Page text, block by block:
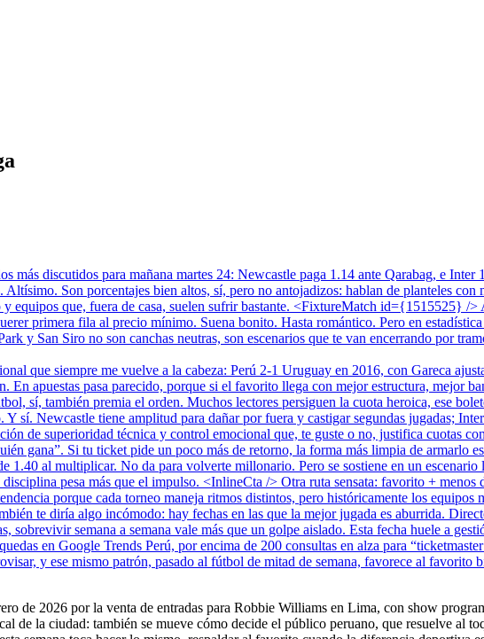
más discutidos para mañana martes 24: Newcastle paga 1.14 ante Qarabag, e
Son porcentajes bien altos, sí, pero no antojadizos: hablan de planteles con
equipos que, fuera de casa, suelen sufrir bastante. <FixtureMatch id={1515525} />
primera fila al precio mínimo. Suena bonito. Hasta romántico. Pero en
y San Siro no son canchas neutras, son escenarios que te van encerrando por
que siempre me vuelve a la cabeza: Perú 2-1 Uruguay en 2016, con Gareca
apuestas pasa parecido, porque si el favorito llega con mejor estructura, mejor
sí, también premia el orden. Muchos lectores persiguen la cuota heroica, ese
sí. Newcastle tiene amplitud para dañar por fuera y castigar segundas jugadas;
de superioridad técnica y control emocional que, te guste o no, justifica cuotas
gana”. Si tu ticket pide un poco más de retorno, la forma más limpia de armarlo
al multiplicar. No da para volverte millonario. Pero se sostiene en un escenario
pesa más que el impulso. <InlineCta /> Otra ruta sensata: favorito + menos
porque cada torneo maneja ritmos distintos, pero históricamente los equipos
te diría algo incómodo: hay fechas en las que la mejor jugada es aburrida.
sobrevivir semana a semana vale más que un golpe aislado. Esta fecha huele a
en Google Trends Perú, por encima de 200 consultas en alza para
y ese mismo patrón, pasado al fútbol de mitad de semana, favorece al favorito
de 2026 por la venta de entradas para Robbie Williams en Lima, con show
de la ciudad: también se mueve cómo decide el público peruano, que resuelve al